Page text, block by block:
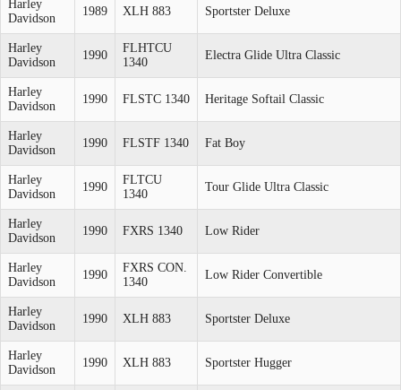
Harley
Davidson
1989 XLH 883 Sportster Deluxe
Harley
Davidson
1990
FLHTCU
1340
Electra Glide Ultra Classic
Harley
Davidson
1990 FLSTC 1340 Heritage Softail Classic
Harley
Davidson
1990 FLSTF 1340 Fat Boy
Harley
Davidson
1990
FLTCU
1340
Tour Glide Ultra Classic
Harley
Davidson
1990 FXRS 1340 Low Rider
Harley
Davidson
1990
FXRS CON.
1340
Low Rider Convertible
Harley
Davidson
1990 XLH 883 Sportster Deluxe
Harley
Davidson
1990 XLH 883 Sportster Hugger